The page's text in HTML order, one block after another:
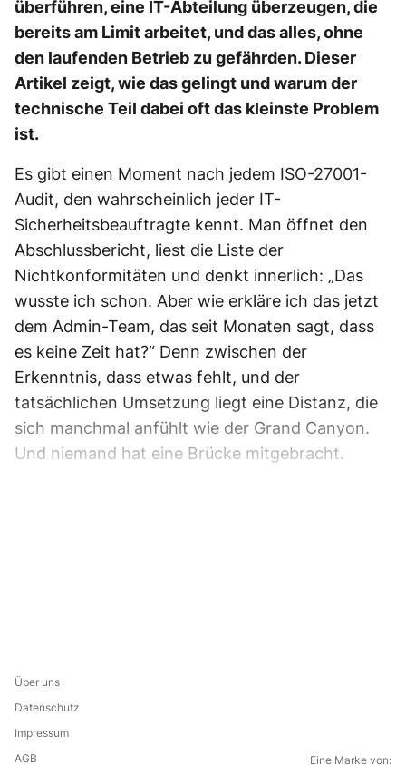
überführen, eine IT-Abteilung überzeugen, die
bereits am Limit arbeitet, und das alles, ohne
den laufenden Betrieb zu gefährden. Dieser
Artikel zeigt, wie das gelingt und warum der
technische Teil dabei oft das kleinste Problem
ist.
Es gibt einen Moment nach jedem ISO-27001-
Audit, den wahrscheinlich jeder IT-
Sicherheitsbeauftragte kennt. Man öffnet den
Abschlussbericht, liest die Liste der
Nichtkonformitäten und denkt innerlich: „Das
wusste ich schon. Aber wie erkläre ich das jetzt
dem Admin-Team, das seit Monaten sagt, dass
es keine Zeit hat?“ Denn zwischen der
Erkenntnis, dass etwas fehlt, und der
tatsächlichen Umsetzung liegt eine Distanz, die
sich manchmal anfühlt wie der Grand Canyon.
Und niemand hat eine Brücke mitgebracht.
Über uns
Datenschutz
Impressum
AGB
Eine Marke von: